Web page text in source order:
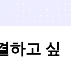
하고 싶